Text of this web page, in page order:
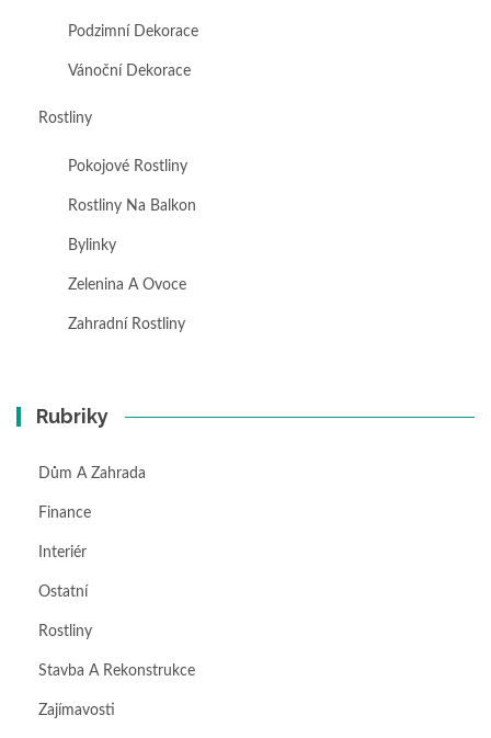
Podzimní Dekorace
Vánoční Dekorace
Rostliny
Pokojové Rostliny
Rostliny Na Balkon
Bylinky
Zelenina A Ovoce
Zahradní Rostliny
Rubriky
Dům A Zahrada
Finance
Interiér
Ostatní
Rostliny
Stavba A Rekonstrukce
Zajímavosti